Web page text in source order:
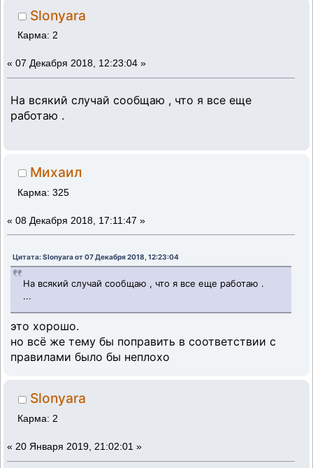
Slonyara
Карма: 2
« 07 Декабря 2018, 12:23:04 »
На всякий случай сообщаю , что я все еще
работаю .
Михаил
Карма: 325
« 08 Декабря 2018, 17:11:47 »
Цитата: Slonyara от 07 Декабря 2018, 12:23:04
На всякий случай сообщаю , что я все еще работаю .
...
это хорошо.
но всё же тему бы поправить в соответствии с
правилами было бы неплохо
Slonyara
Карма: 2
« 20 Января 2019, 21:02:01 »